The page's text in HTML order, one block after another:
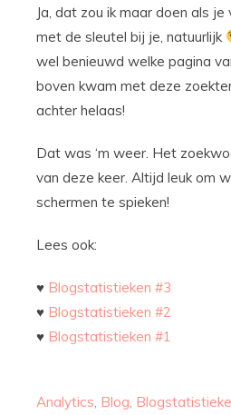
Ja, dat zou ik maar doen als
met de sleutel bij je, natuurlijk
wel benieuwd welke pagina
boven kwam met deze
achter helaas!
Dat was ‘m weer. Het
van deze keer. Altijd leuk om
schermen te spieken!
Lees ook:
♥ Blogstatistieken #3
♥ Blogstatistieken #2
♥ Blogstatistieken #1
Analytics Blog